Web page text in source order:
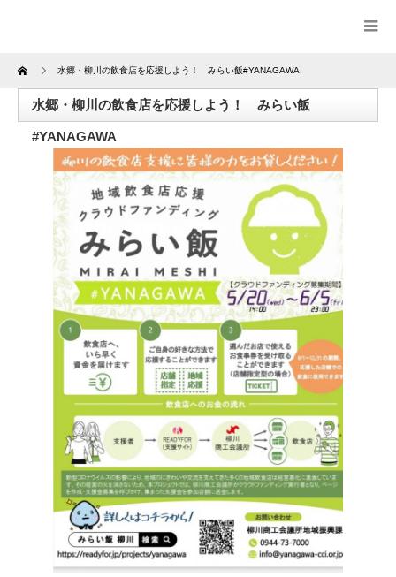
Home 水郷・柳川の飲食店を応援しよう！ みらい飯#YANAGAWA
水郷・柳川の飲食店を応援しよう！ みらい飯
#YANAGAWA